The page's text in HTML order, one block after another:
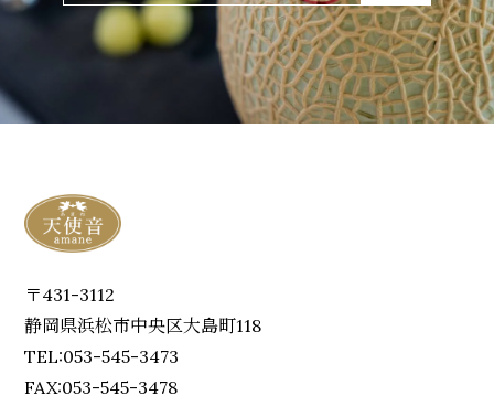
〒431-3112
静岡県浜松市中央区大島町118
TEL:053-545-3473
FAX:053-545-3478